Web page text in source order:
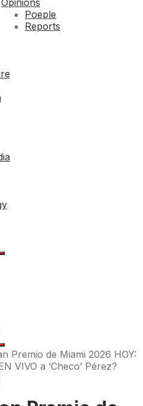
Poeple
Reports
Premio de Miami 2026 HOY:
VIVO a ‘Checo’ Pérez?